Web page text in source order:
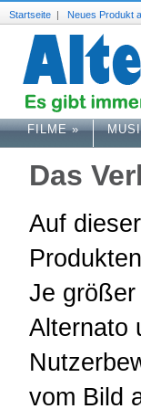
Startseite | Neues Produkt
FILME»
Das
Auf
Je
Alternato
vom Bild